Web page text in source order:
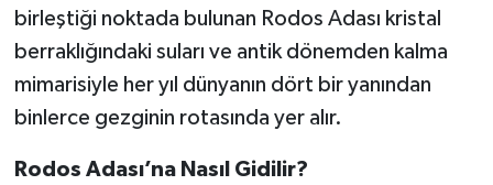
birleştiği noktada bulunan Rodos Adası kristal
berraklığındaki suları ve antik dönemden kalma
mimarisiyle her yıl dünyanın dört bir yanından
binlerce gezginin rotasında yer alır.
Rodos Adası’na Nasıl Gidilir?